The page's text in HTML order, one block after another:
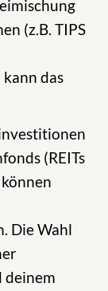
(z.B. TIPS
das
(REITs
Die Wahl
deinem